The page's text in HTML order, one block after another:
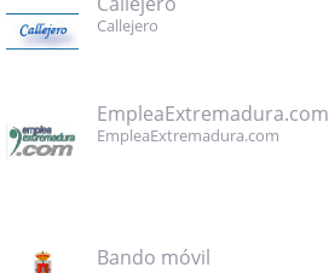
Callejero
EmpleaExtremadura.com
EmpleaExtremadura.com
Bando móvil